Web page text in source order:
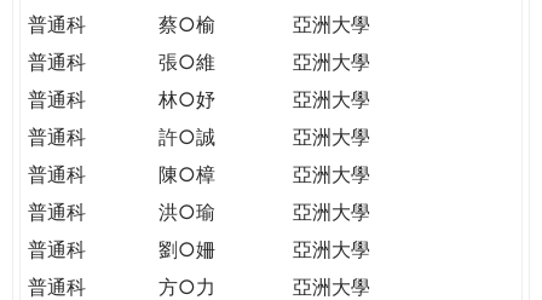
普通科
蔡○榆
亞洲大學
普通科
張○維
亞洲大學
普通科
林○妤
亞洲大學
普通科
許○誠
亞洲大學
普通科
陳○樟
亞洲大學
普通科
洪○瑜
亞洲大學
普通科
劉○姍
亞洲大學
普通科
方○力
亞洲大學